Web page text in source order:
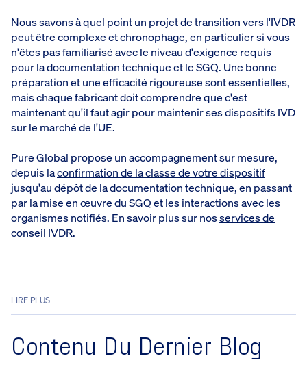
Nous savons à quel point un projet de transition vers l'IVDR
peut être complexe et chronophage, en particulier si vous
n'êtes pas familiarisé avec le niveau d'exigence requis
pour la documentation technique et le SGQ. Une bonne
préparation et une efficacité rigoureuse sont essentielles,
mais chaque fabricant doit comprendre que c'est
maintenant qu'il faut agir pour maintenir ses dispositifs IVD
sur le marché de l'UE.
Pure Global propose un accompagnement sur mesure,
depuis laconfirmation de la classe de votre dispositif
jusqu'au dépôt de la documentation technique, en passant
par la mise en œuvre du SGQ et les interactions avec les
organismes notifiés. En savoir plus sur nosservices de
conseil IVDR.
LIRE PLUS
Contenu Du Dernier Blog